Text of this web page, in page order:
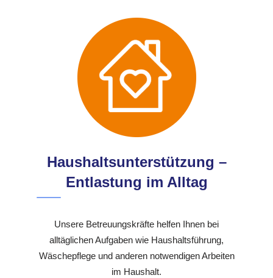
Haushaltsunterstützung –
Entlastung im Alltag
Unsere Betreuungskräfte helfen Ihnen bei
alltäglichen Aufgaben wie Haushaltsführung,
Wäschepflege und anderen notwendigen Arbeiten
im Haushalt.